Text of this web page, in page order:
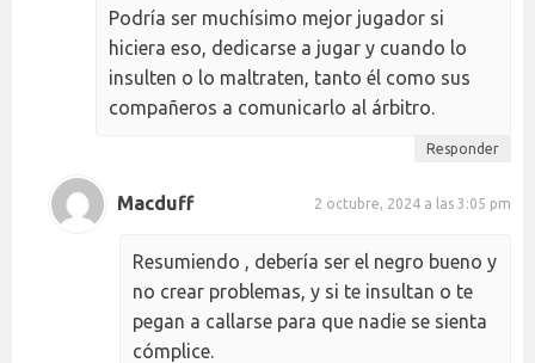
Podría ser muchísimo mejor jugador si
hiciera eso, dedicarse a jugar y cuando lo
insulten o lo maltraten, tanto él como sus
compañeros a comunicarlo al árbitro.
Responder
Macduff 2 octubre, 2024 a las 3:05 pm
Resumiendo , debería ser el negro bueno y
no crear problemas, y si te insultan o te
pegan a callarse para que nadie se sienta
cómplice.